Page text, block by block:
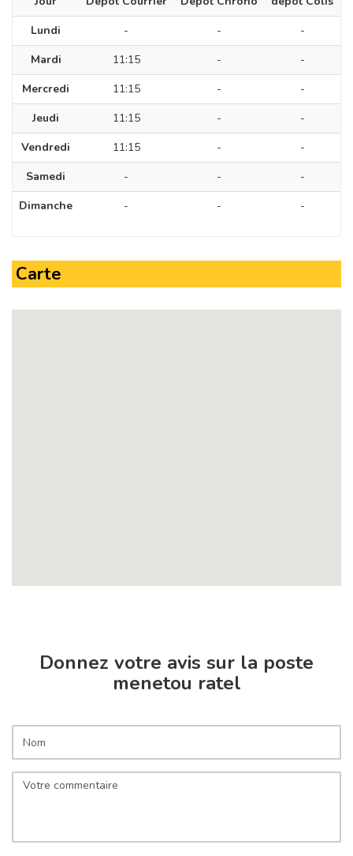
Lundi
- -
-
Mardi
11:15 -
-
Mercredi
11:15 -
-
Jeudi
11:15 -
-
Vendredi
11:15 -
-
Samedi
- -
-
Dimanche
- - -
Carte
Donnez votre avis sur la poste
menetou ratel